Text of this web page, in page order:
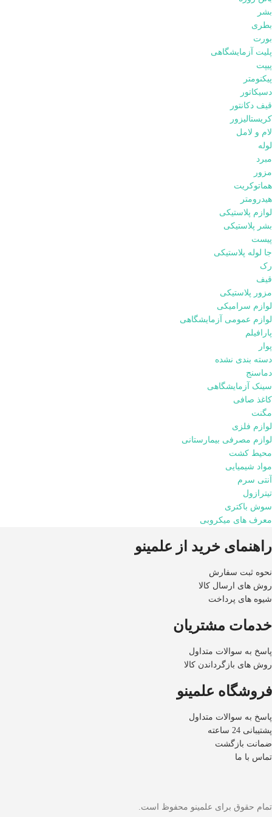
بشر
بطری
بورت
پلیت آزمایشگاهی
پیپت
پیکنومتر
دسیکاتور
قیف دکانتور
کریستالیزور
لام و لامل
لوله
مبرد
مزور
هماتوکریت
هیدرومتر
لوازم پلاستیکی
بشر پلاستیکی
پیست
جا لوله پلاستیکی
رک
قیف
مزور پلاستیکی
لوازم سرامیکی
لوازم عمومی آزمایشگاهی
پارافیلم
پوار
دسته بندی نشده
دماسنج
سینک آزمایشگاهی
کاغذ صافی
مگنت
لوازم فلزی
لوازم مصرفی بیمارستانی
محیط کشت
مواد شیمیایی
آنتی سرم
تیترازول
سوش باکتری
معرف های میکروبی
راهنمای خرید از علمینو
نحوه ثبت سفارش
روش های ارسال کالا
شیوه های پرداخت
خدمات مشتریان
پاسخ به سوالات متداول
روش های بازگرداندن کالا
فروشگاه علمینو
پاسخ به سوالات متداول
پشتیبانی 24 ساعته
ضمانت بازگشت
تماس با ما
تمام حقوق برای علمینو محفوظ است.